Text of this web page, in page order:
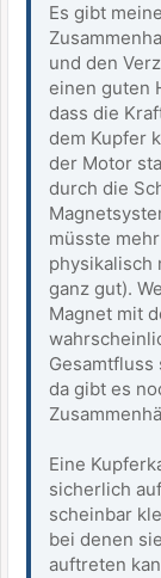
Es gibt
und den
einen guten
dass die
dem Kupfer
der Motor
durch die
müsste
physikalisch
ganz gut).
Magnet mit
da gibt es
Eine
sicherlich
scheinbar
bei denen
auftreten